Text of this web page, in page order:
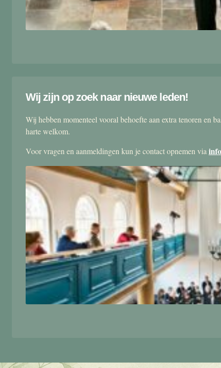
Wij zijn op zoek naar nieuwe leden!
Wij hebben momenteel vooral behoefte aan extra tenoren en
harte welkom.
Voor vragen en aanmeldingen kun je contact opnemen via